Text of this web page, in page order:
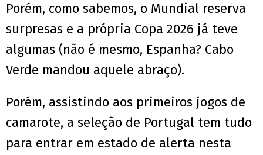
Porém, como sabemos, o Mundial reserva
surpresas e a própria Copa 2026 já teve
algumas (não é mesmo, Espanha? Cabo
Verde mandou aquele abraço).
Porém, assistindo aos primeiros jogos de
camarote, a seleção de Portugal tem tudo
para entrar em estado de alerta nesta